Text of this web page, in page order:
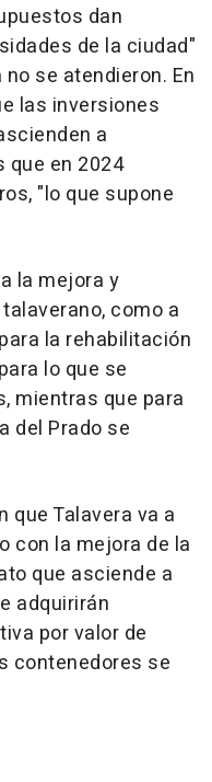
dan
de la ciudad"
se atendieron. En
las inversiones
a
que en 2024
"lo que supone
la mejora y
como a
la rehabilitación
lo que se
mientras que para
del Prado se
que Talavera va a
con la mejora de la
que asciende a
adquirirán
por valor de
contenedores se